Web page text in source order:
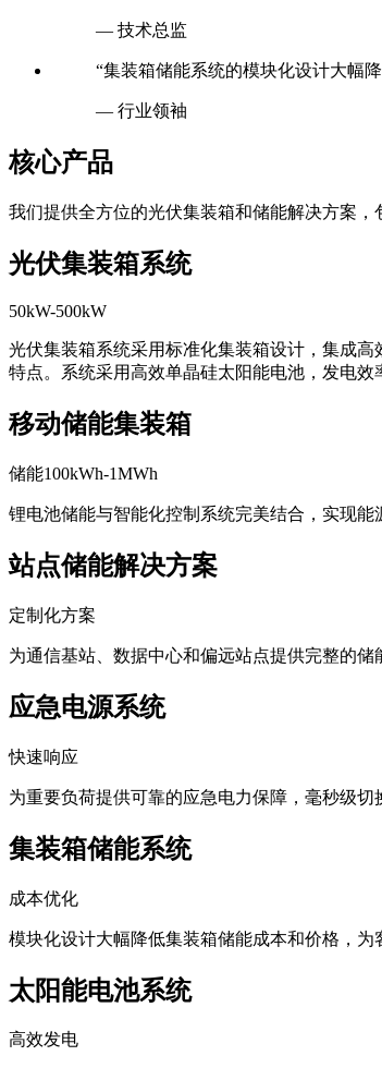
— 技术总监
“集装箱储能系统的模块化设计大幅
— 行业领袖
核心产品
我们提供全方位的光伏集装箱和储能解决方案，
光伏集装箱系统
50kW-500kW
光伏集装箱系统采用标准化集装箱设计，集成
特点。系统采用高效单晶硅太阳能电池，发电
移动储能集装箱
储能100kWh-1MWh
锂电池储能与智能化控制系统完美结合，实现能
站点储能解决方案
定制化方案
为通信基站、数据中心和偏远站点提供完整的储
应急电源系统
快速响应
为重要负荷提供可靠的应急电力保障，毫秒级切
集装箱储能系统
成本优化
模块化设计大幅降低集装箱储能成本和价格，为
太阳能电池系统
高效发电